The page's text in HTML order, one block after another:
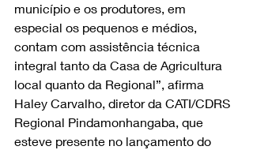
município e os produtores, em
especial os pequenos e médios,
contam com assistência técnica
integral tanto da Casa de Agricultura
local quanto da Regional”, afirma
Haley Carvalho, diretor da CATI/CDRS
Regional Pindamonhangaba, que
esteve presente no lançamento do